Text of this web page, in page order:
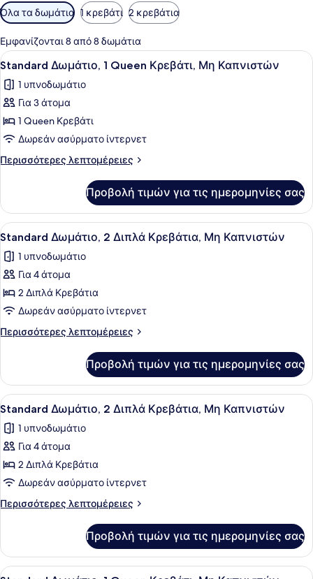
Διαθέσιμα
φίλτρα
για
τα
δωμάτια
Όλα τα δωμάτια 1 κρεβάτι 2 κρεβάτια
Εμφανίζονται 8 από 8 δωμάτια
Προβολή
όλων
των
φωτογραφιών
για
Standard
Δωμάτιο,
1
Κρεβάτι,
Μη
Καπνιστών
Ένα δωμάτιο ξενοδοχείου με ένα
5
Standard Δωμάτιο, 1 Queen Κρεβάτι, Μη Καπνιστών
1 υπνοδωμάτιο
Για 3 άτομα
1 Queen Κρεβάτι
Δωρεάν ασύρματο ίντερνετ
Περισσότερες λεπτομέρειες
Περισσότερες
Δωμάτιο,
Queen
Μη
Καπνιστών
Προβολή τιμών για τις ημερομηνίες σας
Προβολή
όλων
των
φωτογραφιών
για
Standard
Δωμάτιο,
2
Κρεβάτια,
Μη
Καπνιστών
Ένα δωμάτιο ξενοδοχείου με δύο
6
Standard Δωμάτιο, 2 Διπλά Κρεβάτια, Μη Καπνιστών
1 υπνοδωμάτιο
Για 4 άτομα
2 Διπλά Κρεβάτια
Δωρεάν ασύρματο ίντερνετ
Περισσότερες λεπτομέρειες
Περισσότερες
Δωμάτιο,
Διπλά
Μη
Καπνιστών
Προβολή τιμών για τις ημερομηνίες σας
Προβολή
όλων
των
φωτογραφιών
για
Standard
Δωμάτιο,
2
Κρεβάτια,
Μη
Ένα δωμάτιο ξενοδοχείου με δύο
7
Standard Δωμάτιο, 2 Διπλά Κρεβάτια, Μη Καπνιστών
1 υπνοδωμάτιο
Για 4 άτομα
2 Διπλά Κρεβάτια
Δωρεάν ασύρματο ίντερνετ
Περισσότερες λεπτομέρειες
Περισσότερες
Δωμάτιο,
Προβολή τιμών για τις ημερομηνίες σας
Προβολή
Ένα δωμάτιο ξενοδοχείου με ένα